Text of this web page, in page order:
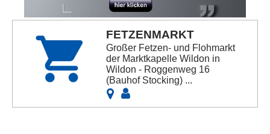
FETZENMARKT
Großer Fetzen- und Flohmarkt
der Marktkapelle Wildon in
Wildon - Roggenweg 16
(Bauhof Stocking) ...